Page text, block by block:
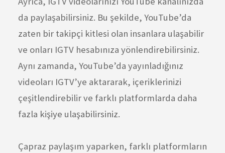
da paylaşabilirsiniz. Bu şekilde, YouTube’da
zaten bir takipçi kitlesi olan insanlara ulaşabilir
ve onları IGTV hesabınıza yönlendirebilirsiniz.
Aynı zamanda, YouTube’da yayınladığınız
videoları IGTV’ye aktararak, içeriklerinizi
çeşitlendirebilir ve farklı platformlarda daha
fazla kişiye ulaşabilirsiniz.
Çapraz paylaşım yaparken, farklı platformların